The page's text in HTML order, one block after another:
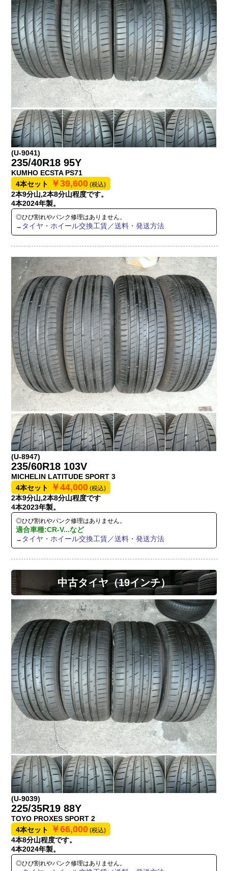
(U-9041)
235/40R18 95Y
KUMHO ECSTA PS71
4本セット
￥39,600 (税込)
2本9分山,2本8分山程度です。
4本2024年製。
◎ひび割れやパンク修理はありません。
→ タイヤ・ホイール交換工賃／送料・発送方法
(U-8947)
235/60R18 103V
MICHELIN LATITUDE SPORT 3
4本セット
￥44,000 (税込)
2本9分山,2本8分山程度です
4本2023年製。
◎ひび割れやパンク修理はありません。
適合車種:CR-V...など
→ タイヤ・ホイール交換工賃／送料・発送方法
中古タイヤ（19インチ）
(U-9039)
225/35R19 88Y
TOYO PROXES SPORT 2
4本セット
￥66,000 (税込)
4本8分山程度です。
4本2024年製。
◎ひび割れやパンク修理はありません。